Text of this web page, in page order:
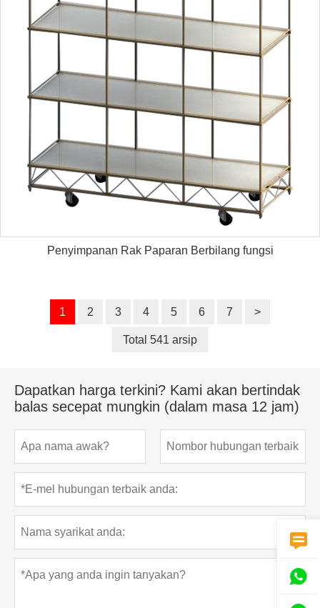
Penyimpanan Rak Paparan Berbilang fungsi
1 2 3 4 5 6 7 >
Total 541 arsip
Dapatkan harga terkini? Kami akan bertindak
balas secepat mungkin (dalam masa 12 jam)

